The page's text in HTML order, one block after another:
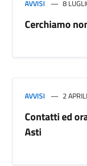
AVVISI 8
Cerchiamo
AVVISI 2
Contatti ed
Asti